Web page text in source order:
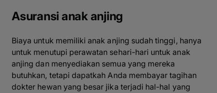
Asuransi anak anjing
Biaya untuk memiliki anak anjing sudah tinggi, hanya
untuk menutupi perawatan sehari-hari untuk anak
anjing dan menyediakan semua yang mereka
butuhkan, tetapi dapatkah Anda membayar tagihan
dokter hewan yang besar jika terjadi hal-hal yang